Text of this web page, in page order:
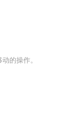
动的操作。